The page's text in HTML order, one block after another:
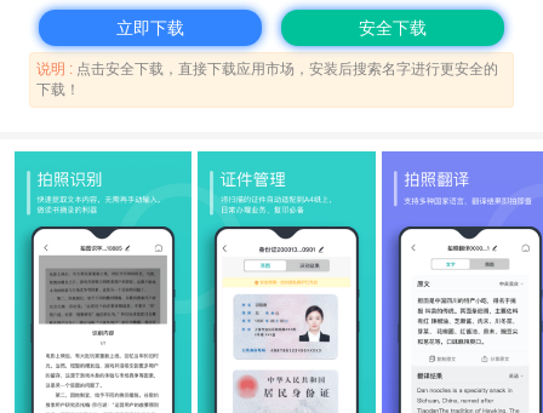
立即下载 安全下载
说明 : 点击安全下载，直接下载应用市场，安装后搜索名字进行更安全的
下载！